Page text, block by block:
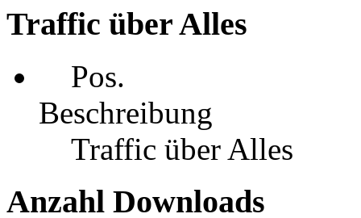
Traffic über Alles
Pos.
Beschreibung
Traffic über Alles
Anzahl Downloads